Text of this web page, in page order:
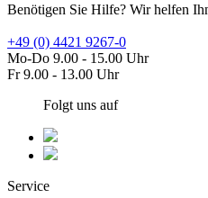
Benötigen Sie Hilfe? Wir helfen
+49 (0) 4421 9267-0
Mo-Do 9.00 - 15.00 Uhr
Fr 9.00 - 13.00 Uhr
Folgt uns auf
Service